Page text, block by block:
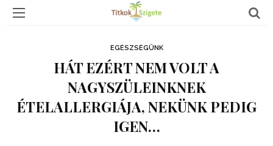
EGÉSZSÉGÜNK
HÁT EZÉRT NEM VOLT A
NAGYSZÜLEINKNEK
ÉTELALLERGIÁJA, NEKÜNK PEDIG
IGEN…